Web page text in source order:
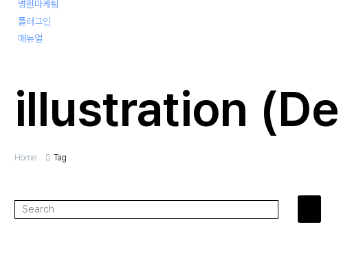
병원마케팅
플러그인
매뉴얼
illustration
Home Tag